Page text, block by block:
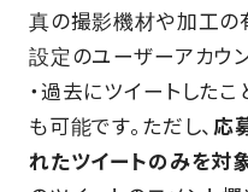
真の撮影機材や加工の
設定のユーザーアカウ
・過去にツイートした
も可能です。ただし、 応
れたツイートのみを対